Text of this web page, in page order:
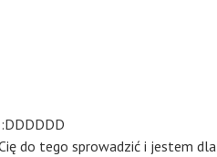
do tego sprowadzić i jestem